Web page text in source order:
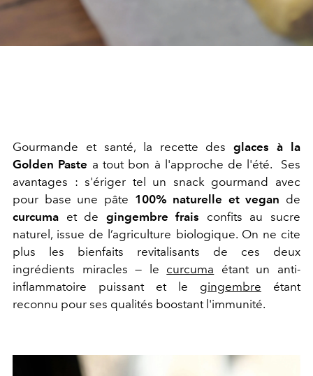
Gourmande et santé, la recette desglaces à la
Golden Paste a tout bon à l'approche de l'été. Ses
avantages : s'ériger tel un snack gourmand avec
pour base une pâte 100% naturelle et vegan de
curcuma et de gingembre frais confits au sucre
naturel, issue de l’agriculture biologique. On ne cite
plus les bienfaits revitalisants de ces deux
ingrédients miracles — l e curcuma
étant un anti-
inflammatoire puissant et le gingembre étant
reconnu pour ses qualités boostant l'immunité.